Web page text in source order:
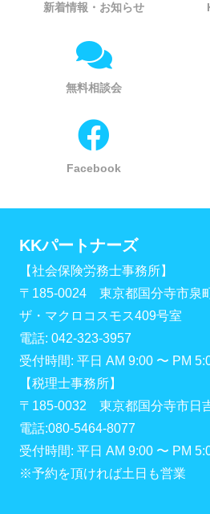
新着情報・お知らせ
無料相談会
Facebook
KKパートナーズ
【社会保険労務士事務所】
〒185-0024 東京都国分寺市泉
ザ・マクロコスモス409号室
電話: 042-323-3957
受付時間: 平日 AM 9:00 〜 PM
【税理士事務所】
〒185-0032 東京都国分寺市日
電話:080-5464-8077
受付時間: 平日 AM 9:00 〜 PM
※予約を頂ければ土日も営業